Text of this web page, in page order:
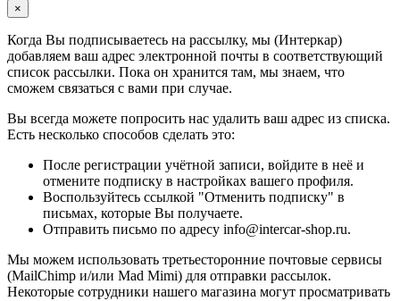
×
Когда Вы подписываетесь на рассылку, мы (Интеркар)
добавляем ваш адрес электронной почты в соответствующий
список рассылки. Пока он хранится там, мы знаем, что
сможем связаться с вами при случае.
Вы всегда можете попросить нас удалить ваш адрес из списка.
Есть несколько способов сделать это:
После регистрации учётной записи, войдите в неё и
отмените подписку в настройках вашего профиля.
Воспользуйтесь ссылкой "Отменить подписку" в
письмах, которые Вы получаете.
Отправить письмо по адресу info@intercar-shop.ru.
Мы можем использовать третьесторонние почтовые сервисы
(MailChimp и/или Mad Mimi) для отправки рассылок.
Некоторые сотрудники нашего магазина могут просматривать